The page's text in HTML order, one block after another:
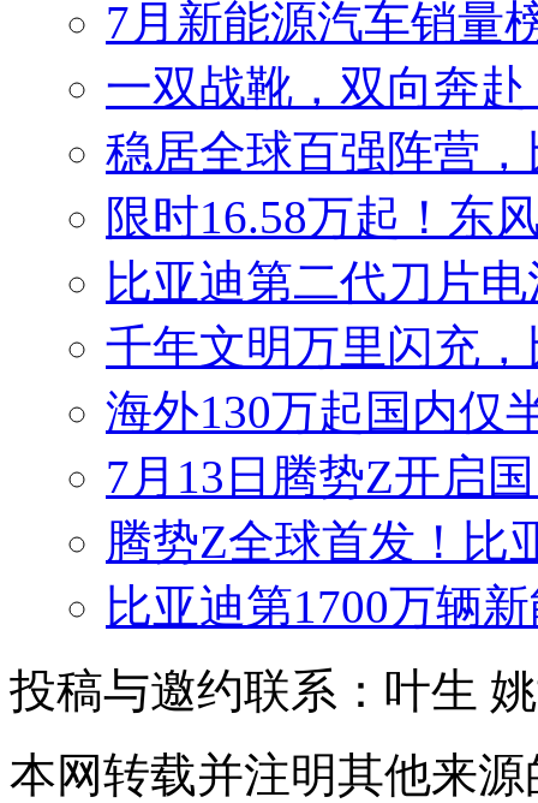
7月新能源汽车销量
一双战靴，双向奔
稳居全球百强阵营
限时16.58万起！东
比亚迪第二代刀片
千年文明万里闪充
海外130万起国内仅
7月13日腾势Z开启
腾势Z全球首发！比
比亚迪第1700万辆
投稿与邀约联系：叶生
本网转载并注明其他来